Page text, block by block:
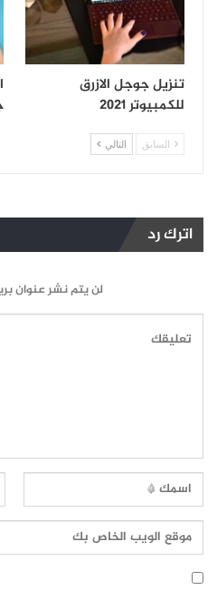
تنزيل جوجل الازرق
للكمبيوتر 2021
السابق التالي
اترك رد
لن يتم نشر عنوان